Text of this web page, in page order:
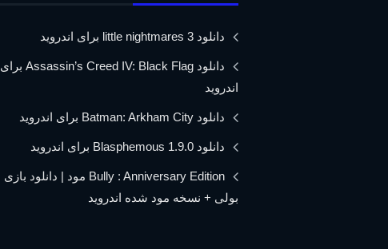
دانلود little nightmares 3 برای اندروید
دانلود Assassin’s Creed IV: Black Flag برای
اندروید
دانلود Batman: Arkham City برای اندروید
دانلود Blasphemous 1.9.0 برای اندروید
Bully : Anniversary Edition مود | دانلود بازی
بولی + نسخه مود شده اندروید